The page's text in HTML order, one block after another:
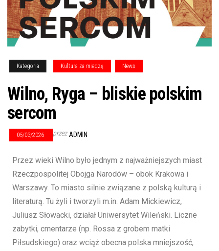
Kategoria Kultura za miedzą News
Wilno, Ryga – bliskie polskim
sercom
05/03/2026 przez ADMIN
Przez wieki Wilno było jednym z najważniejszych miast
Rzeczpospolitej Obojga Narodów – obok Krakowa i
Warszawy. To miasto silnie związane z polską kulturą i
literaturą. Tu żyli i tworzyli m.in. Adam Mickiewicz,
Juliusz Słowacki, działał Uniwersytet Wileński. Liczne
zabytki, cmentarze (np. Rossa z grobem matki
Piłsudskiego) oraz wciąż obecna polska mniejszość,